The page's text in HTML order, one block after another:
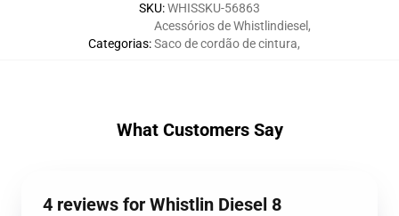
SKU:WHISSKU-56863
Categorias:
Acessórios de Whistlindiesel ,
Saco de cordão de cintura,
What Customers Say
4 reviews for Whistlin Diesel 8